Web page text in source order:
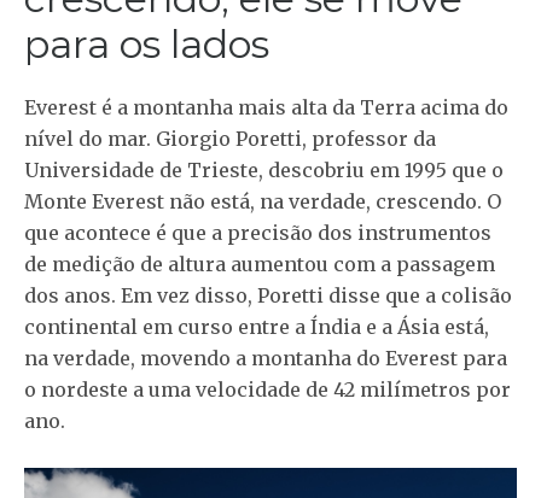
para os lados
Everest é a montanha mais alta da Terra acima do
nível do mar. Giorgio Poretti, professor da
Universidade de Trieste, descobriu em 1995 que o
Monte Everest não está, na verdade, crescendo. O
que acontece é que a precisão dos instrumentos
de medição de altura aumentou com a passagem
dos anos. Em vez disso, Poretti disse que a colisão
continental em curso entre a Índia e a Ásia está,
na verdade, movendo a montanha do Everest para
o nordeste a uma velocidade de 42 milímetros por
ano.